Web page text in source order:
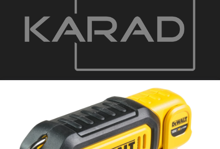
ul. Gdyńska 129
80-209, Tuchom